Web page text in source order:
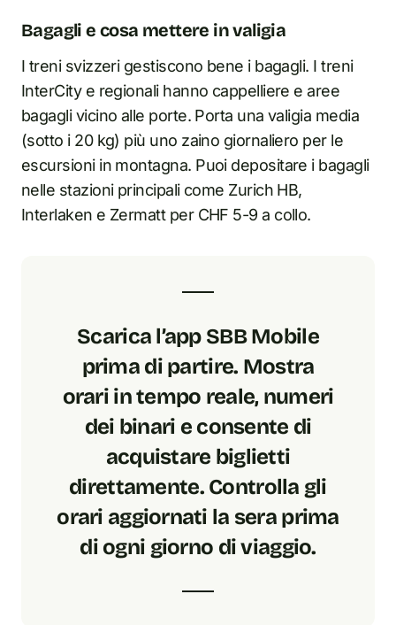
Bagagli e cosa mettere in valigia
I treni svizzeri gestiscono bene i bagagli. I treni
InterCity e regionali hanno cappelliere e aree
bagagli vicino alle porte. Porta una valigia media
(sotto i 20 kg) più uno zaino giornaliero per le
escursioni in montagna. Puoi depositare i bagagli
nelle stazioni principali come Zurich HB,
Interlaken e Zermatt per CHF 5-9 a collo.
Scarica l’app SBB Mobile
prima di partire. Mostra
orari in tempo reale, numeri
dei binari e consente di
acquistare biglietti
direttamente. Controlla gli
orari aggiornati la sera prima
di ogni giorno di viaggio.